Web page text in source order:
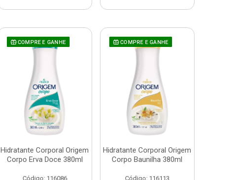
COMPRE E GANHE
Hidratante Corporal Origem
Corpo Erva Doce 380ml
Código: 116086
COMPRE E GANHE
Hidratante Corporal Origem
Corpo Baunilha 380ml
Código: 116113